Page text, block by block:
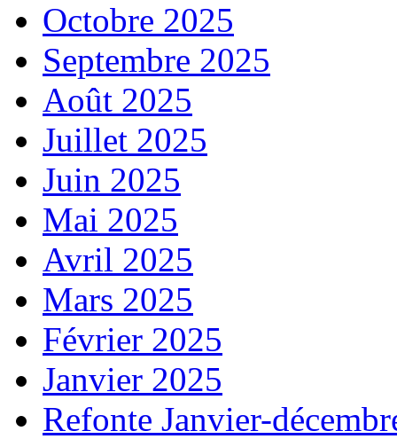
Octobre 2025
Septembre 2025
Août 2025
Juillet 2025
Juin 2025
Mai 2025
Avril 2025
Mars 2025
Février 2025
Janvier 2025
Refonte Janvier-